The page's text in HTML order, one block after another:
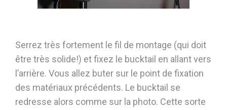
Serrez très fortement le fil de montage (qui doit
être très solide!) et fixez le bucktail en allant vers
l’arrière. Vous allez buter sur le point de fixation
des matériaux précédents. Le bucktail se
redresse alors comme sur la photo. Cette sorte